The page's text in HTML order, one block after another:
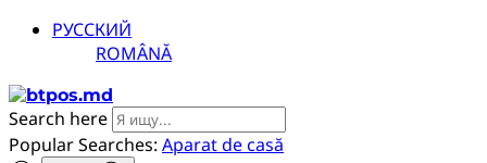
РУССКИЙ
ROMÂNĂ
Search here
Popular Searches: Aparat de casă